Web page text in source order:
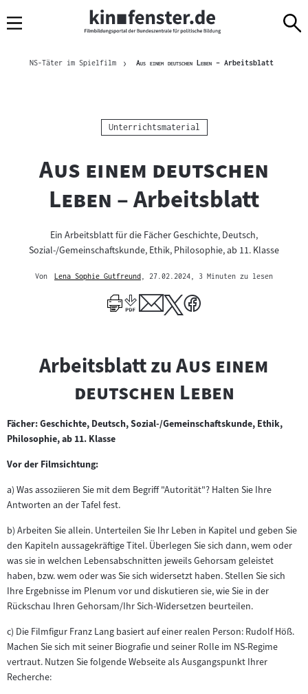
Navigation
zum
zur
Brotkrümelnavigation
NS-Täter im Spielfilm "
Aus einem deutschen Leben"– ArbeitsblattAktuelle
Kategorie:
Unterrichtsmaterial
"
Aus einem deutschen
Leben "
– Arbeitsblatt
Ein Arbeitsblatt für die Fächer Geschichte, Deutsch,
Sozial-/Gemeinschaftskunde, Ethik, Philosophie, ab 11. Klasse
Von
Lena Sophie Gutfreund
Author
, 27.02.2024 , 3 Minuten zu lesen
Arbeitsblatt zu "
Aus einem
deutschen Leben
Fächer: Geschichte, Deutsch, Sozial-/Gemeinschaftskunde, Ethik,
Philosophie, ab 11. Klasse
Vor der Filmsichtung:
a) Was assoziieren Sie mit dem Begriff "Autorität"? Halten Sie Ihre
Antworten an der Tafel fest.
b) Arbeiten Sie allein. Unterteilen Sie Ihr Leben in Kapitel und geben Sie
den Kapiteln aussagekräftige Titel. Überlegen Sie sich dann, wem oder
was sie in welchen Lebensabschnitten jeweils Gehorsam geleistet
haben, bzw. wem oder was Sie sich widersetzt haben. Stellen Sie sich
Ihre Ergebnisse im Plenum vor und diskutieren sie, wie Sie in der
Rückschau Ihren Gehorsam/Ihr Sich-Widersetzen beurteilen.
c) Die Filmfigur Franz Lang basiert auf einer realen Person: Rudolf Höß.
Machen Sie sich mit seiner Biografie und seiner Rolle im NS-Regime
vertraut. Nutzen Sie folgende Webseite als Ausgangspunkt Ihrer
Recherche: